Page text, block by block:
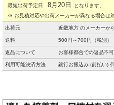
最短出荷予定日
8月20日
となります。
※ お見積対応や出荷メーカーが異なる場合は対
出荷元 近畿地方 のメーカーか
送料 500円～700円（税別）
返品について お客様都合での返品不可
利用可能決済方法 銀行お振込み (前払い)